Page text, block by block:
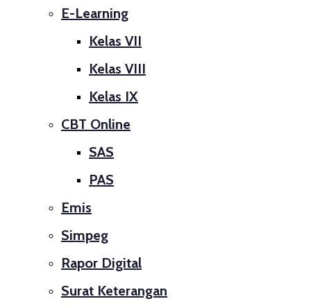
E-Learning
Kelas VII
Kelas VIII
Kelas IX
CBT Online
SAS
PAS
Emis
Simpeg
Rapor Digital
Surat Keterangan